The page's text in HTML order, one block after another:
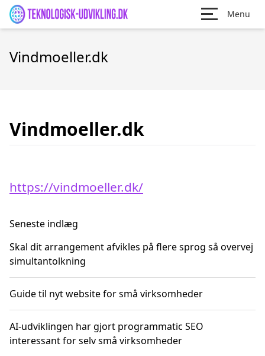
Menu
Vindmoeller.dk
Vindmoeller.dk
https://vindmoeller.dk/
Seneste indlæg
Skal dit arrangement afvikles på flere sprog så overvej
simultantolkning
Guide til nyt website for små virksomheder
AI-udviklingen har gjort programmatic SEO
interessant for selv små virksomheder